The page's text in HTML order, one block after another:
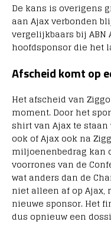
De kans is overigens
aan Ajax verbonden
vergelijkbaars bij ABN
hoofdsponsor die het
Afscheid komt op
Het afscheid van
moment. Door het
shirt van Ajax te
ook of Ajax ook na
miljoenenbedrag kan
voorrones van de
wat anders dan de
niet alleen af op Ajax,
nieuwe sponsor. Het
dus opnieuw een